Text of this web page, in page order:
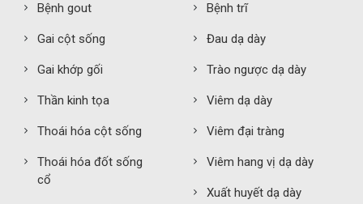
Bệnh gout
Gai cột sống
Gai khớp gối
Thần kinh tọa
Thoái hóa cột sống
Thoái hóa đốt sống
cổ
Bệnh trĩ
Đau dạ dày
Trào ngược dạ dày
Viêm dạ dày
Viêm đại tràng
Viêm hang vị dạ dày
Xuất huyết dạ dày